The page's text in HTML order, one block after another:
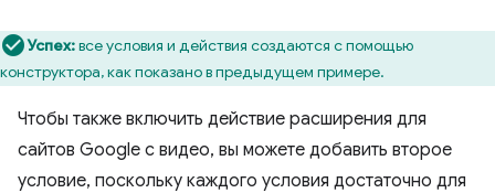
Успех:все условия и действия создаются с помощью
конструктора, как показано в предыдущем примере.
Чтобы также включить действие расширения для
сайтов Google с видео, вы можете добавить второе
условие, поскольку каждого условия достаточно для